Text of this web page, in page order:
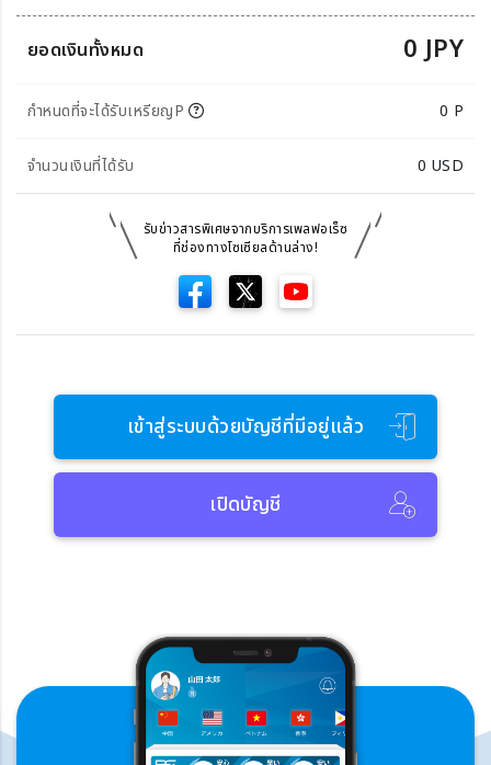
ยอดเงินทั้งหมด 0 JPY
กำหนดที่จะได้รับเหรียญP 0 P
จำนวนเงินที่ได้รับ 0 USD
รับข่าวสารพิเศษจากบริการเพลฟอเร็ซ
ที่ช่องทางโซเซียลด้านล่าง!
เข้าสู่ระบบด้วยบัญชีที่มีอยู่แล้ว
เปิดบัญชี